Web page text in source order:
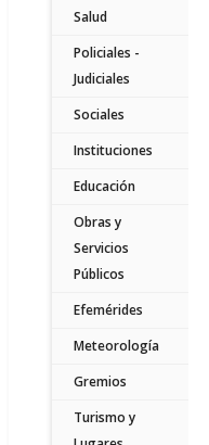
Salud
Policiales -
Judiciales
Sociales
Instituciones
Educación
Obras y
Servicios
Públicos
Efemérides
Meteorología
Gremios
Turismo y